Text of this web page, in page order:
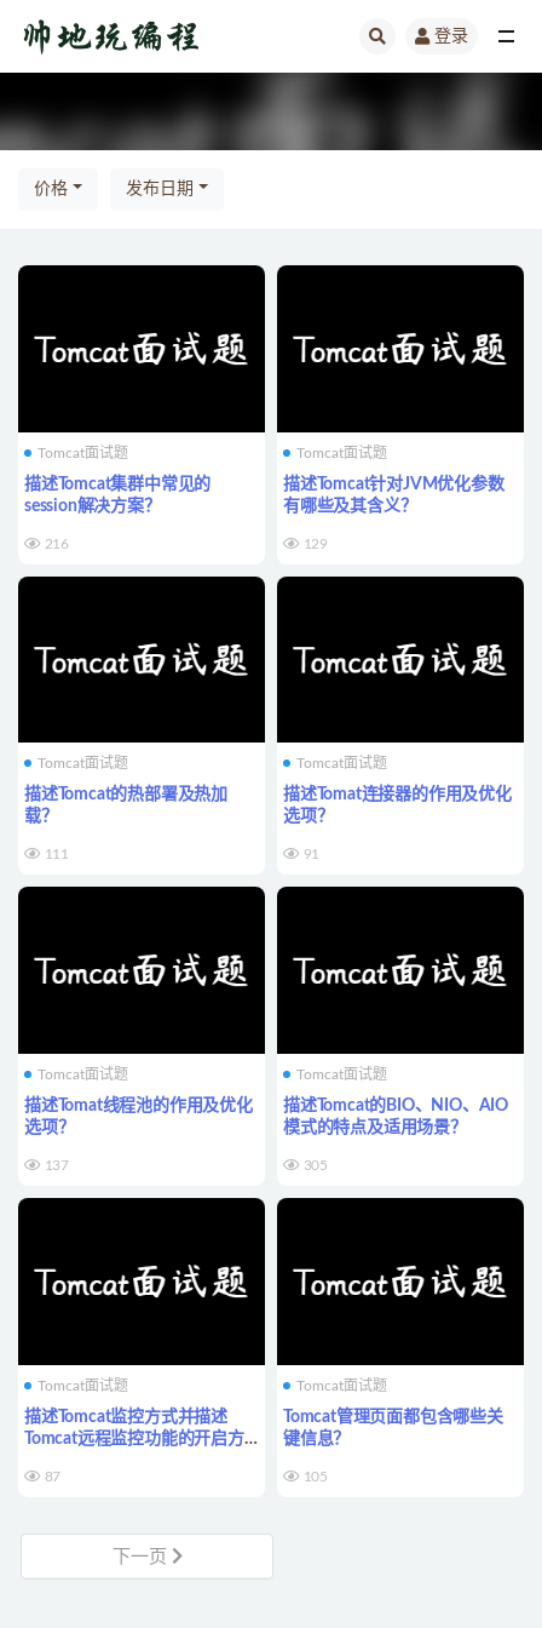
登录
价格 发布日期
Tomcat面试题
描述Tomcat集群中常见的
session解决方案？
216
Tomcat面试题
描述Tomcat针对JVM优化参数
有哪些及其含义？
129
Tomcat面试题
描述Tomcat的热部署及热加
载？
111
Tomcat面试题
描述Tomat连接器的作用及优化
选项？
91
Tomcat面试题
描述Tomat线程池的作用及优化
选项？
137
Tomcat面试题
描述Tomcat的BIO、NIO、AIO
模式的特点及适用场景？
305
Tomcat面试题
描述Tomcat监控方式并描述
Tomcat远程监控功能的开启方
87
Tomcat面试题
Tomcat管理页面都包含哪些关
键信息？
105
下一页